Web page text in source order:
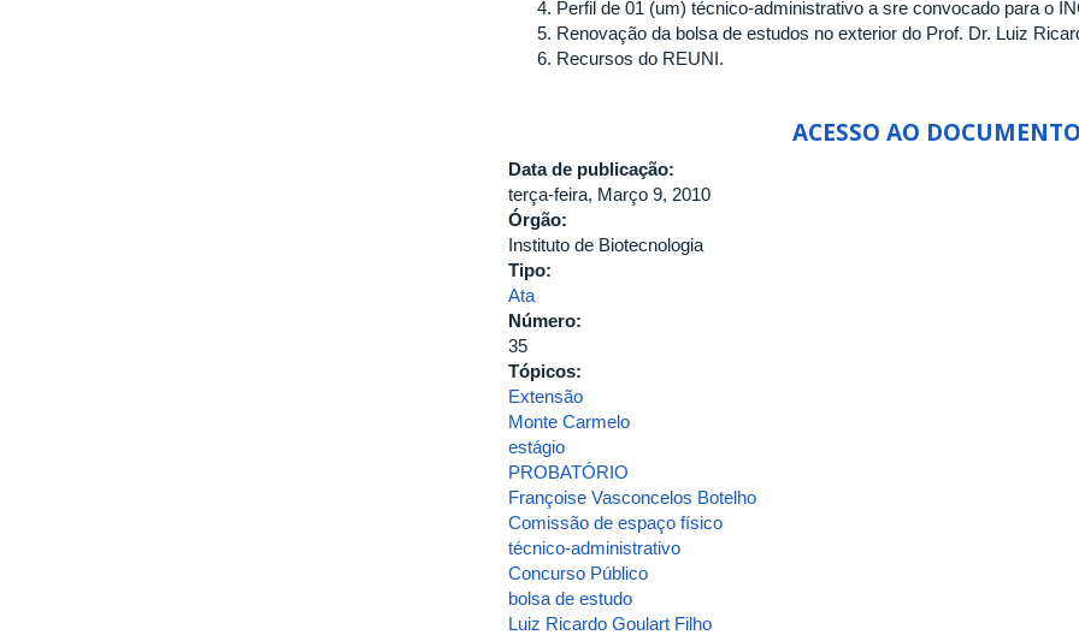
Perfil de 01 (um) técnico-administrativo a sre convocado para o
Renovação da bolsa de estudos no exterior do Prof. Dr. Luiz
Recursos do REUNI.
ACESSO AO
Data de publicação:
terça-feira, Março 9, 2010
Órgão:
Instituto de Biotecnologia
Tipo:
Ata
Número:
35
Tópicos:
Extensão
Monte Carmelo
estágio
PROBATÓRIO
Françoise Vasconcelos Botelho
Comissão de espaço físico
técnico-administrativo
Concurso Público
bolsa de estudo
Luiz Ricardo Goulart Filho